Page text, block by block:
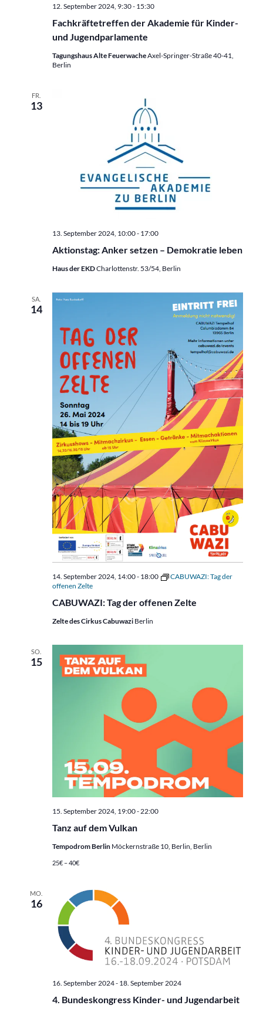
Fachkräftetreffen der Akademie für Kinder-
und Jugendparlamente
12. September 2024, 9:30- 15:30
Tagungshaus Alte FeuerwacheAxel-Springer-Straße 40-41,
Berlin
FR.
13
Aktionstag: Anker setzen – Demokratie leben
13. September 2024, 10:00- 17:00
Haus der EKDCharlottenstr. 53/54, Berlin
SA.
14
CABUWAZI: Tag der offenen Zelte
14. September 2024, 14:00- 18:00
CABUWAZI: Tag der
offenen Zelte
Zelte des Cirkus Cabuwazi Berlin
SO.
15
Tanz auf dem Vulkan
15. September 2024, 19:00- 22:00
Tempodrom Berlin Möckernstraße 10, Berlin, Berlin
25€ – 40€
MO.
16
4. Bundeskongress Kinder- und Jugendarbeit
16. September 2024- 18. September 2024